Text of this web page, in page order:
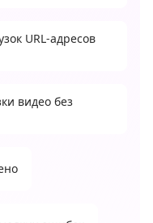
URL-адресов
видео без